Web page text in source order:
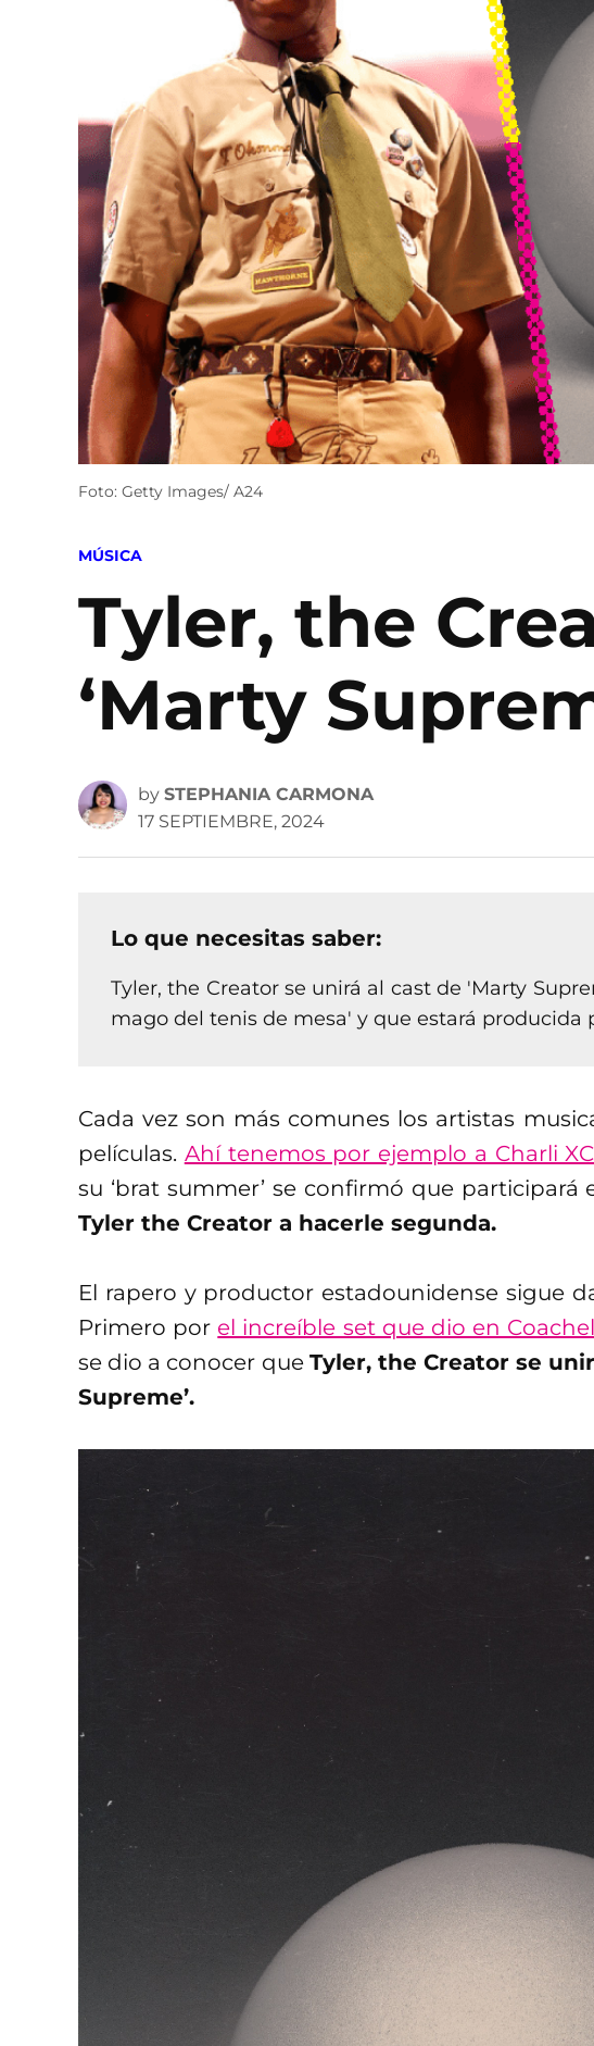
Foto: Getty Images/ A24
POSTED
MÚSICA
Tyler, the
‘Marty
by STEPHANIA CARMONA
17 SEPTIEMBRE, 2024
Lo que necesitas saber:
Tyler, the Creator se unirá al cast de 'Marty
mago del tenis de mesa' y que estará producida
Cada vez son más comunes los artistas
películas. Ahí tenemos por ejemplo a Charli
su ‘brat summer’ se confirmó que participará
Tyler the Creator a hacerle segunda.
El rapero y productor estadounidense sigue
Primero por el increíble set que dio en
se dio a conocer que Tyler, the Creator se
Supreme’.